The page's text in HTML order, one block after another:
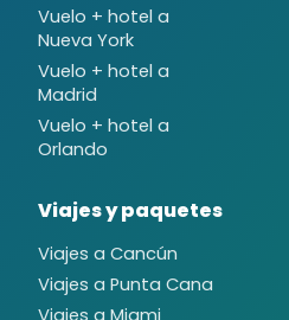
Vuelo + hotel a
Nueva York
Vuelo + hotel a
Madrid
Vuelo + hotel a
Orlando
Viajes y paquetes
Viajes a Cancún
Viajes a Punta Cana